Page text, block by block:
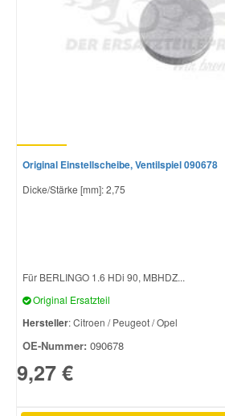
Original Einstellscheibe, Ventilspiel 090678
Dicke/Stärke [mm]: 2,75
Für BERLINGO 1.6 HDi 90, MBHDZ...
Original Ersatzteil
Hersteller: Citroen / Peugeot / Opel
OE-Nummer: 090678
9,27 €
Mitsubishi Ersatzteile
Seat Ersatzteile